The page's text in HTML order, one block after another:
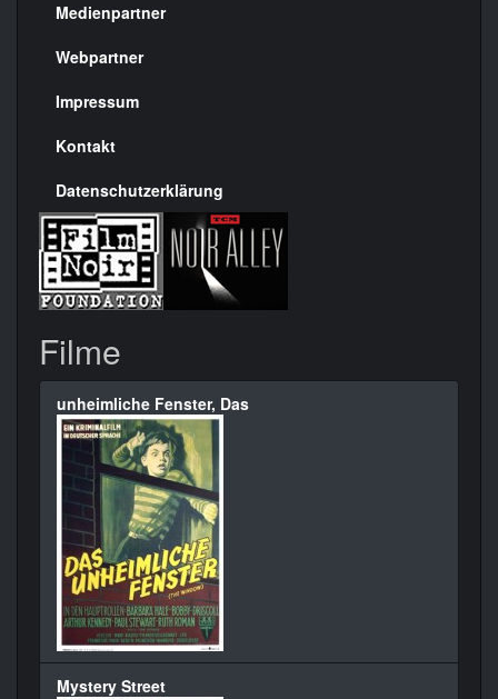
Menülinks
rechte
Seite
Medienpartner
Webpartner
Impressum
Kontakt
Datenschutzerklärung
Filme
unheimliche Fenster, Das
Mystery Street